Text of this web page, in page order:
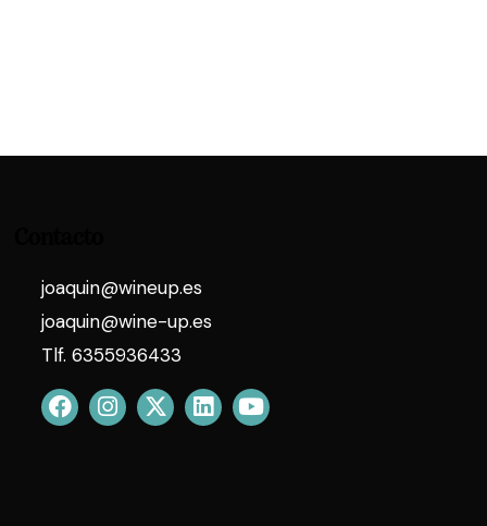
joaquin@wineup.es
joaquin@wine-up.es
Tlf. 6355936433